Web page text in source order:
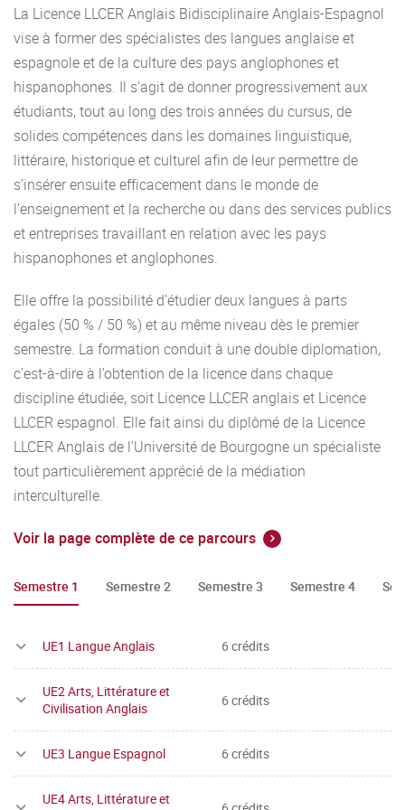
Absence à un contrôle continu :une absence injustifiée à
un contrôle continu (écrit ou oral) sera sanctionnée par la
note de 0/20. Si l’absence est justifiée, l’évaluation est
neutralisée. Si un étudiant a plusieurs absences justifiées,
l’équipe pédagogique décidera de la possibilité de proposer
une épreuve de substitution qui pourra prendre une autre
forme que l’évaluation initiale. L’absence injustifiée à
l’épreuve de substitution se traduira par la note de 0/20.
Les étudiants inscrits tardivementdevront participer aux
contrôles continus qui restent entre leur date d'inscription
deux notes, une épreuve de substitution leur sera proposée
Rappel des règles des contrôles continus lorsque l’UE n’est
pas évaluée en contrôle continu intégral et des absences
aux examens:
Pour les étudiants dispensés d’assiduité ou inscrits
tardivement :
lorsqu’une matière est évaluée par un
contrôle continu, le dernier contrôle continu sert de contrôle
Absence à un contrôle continu
: en cas d’absence injustifiée
épreuves de la seconde session. Le calcul de la moyenne
s’effectuer en session 1. La mention DEF (« défaillant »)
apparaîtra. En cas d’absence justifiée, l’évaluation sera
neutralisée. L’absence devra cependant impérativement être
sera refusé et l’étudiant devra se présenter à la seconde
session.
La Licence LLCER Anglais Bidisciplinaire Anglais-Espagnol
vise à former des spécialistes des langues anglaise et
espagnole et de la culture des pays anglophones et
hispanophones. Il s’agit de donner progressivement aux
étudiants, tout au long des trois années du cursus, de
solides compétences dans les domaines linguistique,
littéraire, historique et culturel afin de leur permettre de
s’insérer ensuite efficacement dans le monde de
l’enseignement et la recherche ou dans des services publics
et entreprises travaillant en relation avec les pays
hispanophones et anglophones.
Elle offre la possibilité d’étudier deux langues à parts
égales (50 % / 50 %) et au même niveau dès le premier
semestre. La formation conduit à une double diplomation,
c’est-à-dire à l’obtention de la licence dans chaque
discipline étudiée, soit Licence LLCER anglais et Licence
LLCER espagnol. Elle fait ainsi du diplômé de la Licence
LLCER Anglais de l’Université de Bourgogne un spécialiste
tout particulièrement apprécié de la médiation
interculturelle.
Voir la page complète de ce parcours
Semestre 1 Semestre 2 Semestre 3 Semestre 4
UE1 Langue Anglais 6 crédits
UE2 Arts, Littérature et
Civilisation Anglais
6 crédits
UE3 Langue Espagnol 6 crédits
UE4 Arts, Littérature et